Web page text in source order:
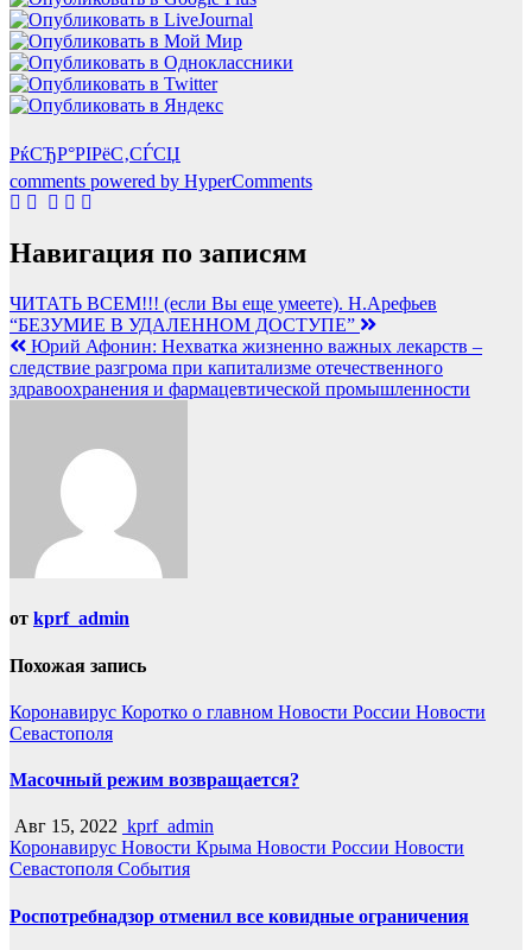
РќСЂР°РІРёС‚СЃСЏ
comments powered by HyperComments
Навигация по записям
ЧИТАТЬ ВСЕМ!!! (если Вы еще умеете). Н.Арефьев
“БЕЗУМИЕ В УДАЛЕННОМ ДОСТУПЕ”
Юрий Афонин: Нехватка жизненно важных лекарств –
следствие разгрома при капитализме отечественного
здравоохранения и фармацевтической промышленности
от kprf_admin
Похожая запись
Коронавирус Коротко о главном Новости России Новости
Севастополя
Масочный режим возвращается?
Авг 15, 2022 kprf_admin
Коронавирус Новости Крыма Новости России Новости
Севастополя События
Роспотребнадзор отменил все ковидные ограничения